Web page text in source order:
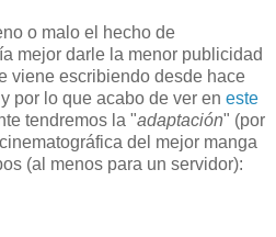
o malo el hecho de
mejor darle la menor publicidad
viene escribiendo desde hace
y por lo que acabo de ver en este
tendremos la "adaptación" (por
del mejor manga
(al menos para un servidor):